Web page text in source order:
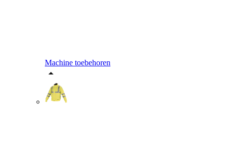
Machine toebehoren